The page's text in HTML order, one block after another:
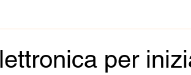
per